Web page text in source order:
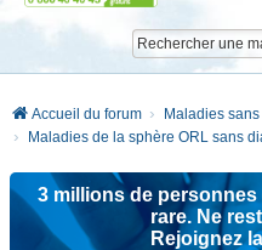
Accueil du forum
Maladies
Maladies de la sphère ORL sans
3 millions de
rare. Ne
Rejoignez